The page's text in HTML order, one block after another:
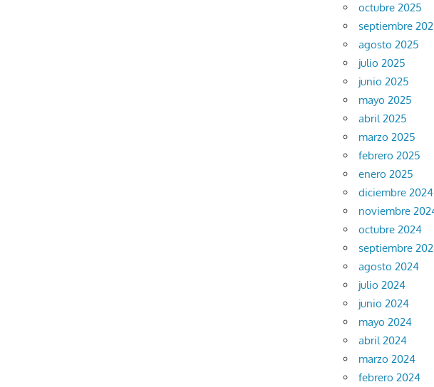
octubre 2025
septiembre
agosto 2025
julio 2025
junio 2025
mayo 2025
abril 2025
marzo 2025
febrero 2025
enero 2025
diciembre 2024
noviembre
octubre 2024
septiembre
agosto 2024
julio 2024
junio 2024
mayo 2024
abril 2024
marzo 2024
febrero 2024